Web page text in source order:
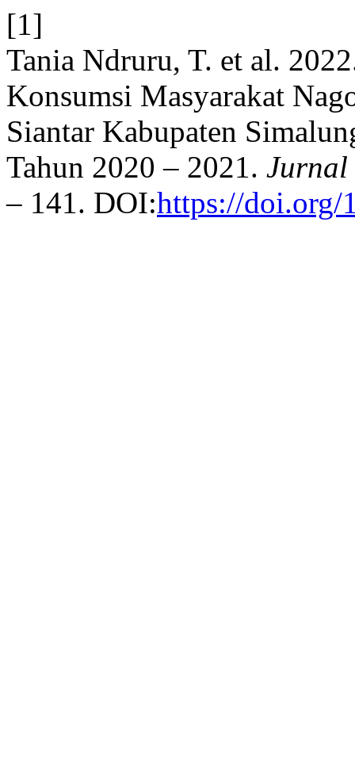
[1]
Tania Ndruru, T. et al.
Konsumsi Masyarakat
Siantar Kabupaten
Tahun 2020 – 2021.
– 141. DOI:https://doi.org/